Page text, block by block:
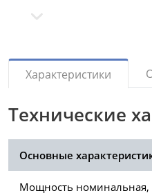
Характеристики
Технические
Основные
Мощность номинальная,